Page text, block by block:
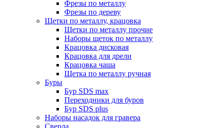
Фрезы по металлу
Фрезы по дереву
Щетки по металлу, крацовка
Щетки по металлу прочие
Наборы щеток по металлу
Крацовка дисковая
Крацовка для дрели
Крацовка чаша
Щетка по металлу ручная
Буры
Бур SDS max
Переходники для буров
Бур SDS plus
Наборы насадок для гравера
Сверла